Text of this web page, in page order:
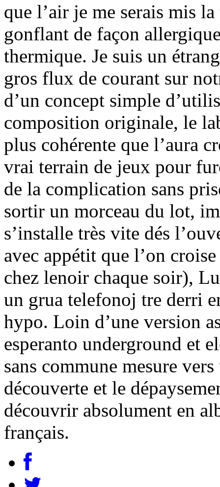
que l’air je me serais mis
gonflant de façon
thermique. Je suis un
gros flux de courant sur
d’un concept simple
composition originale, le
plus cohérente que l’aura
vrai terrain de jeux pour
de la complication sans
sortir un morceau du lot,
s’installe très vite dés
avec appétit que l’on
chez lenoir chaque soir),
un grua telefonoj tre derri
hypo. Loin d’une version
esperanto underground et
sans commune mesure
découverte et le
découvrir absolument en
français.